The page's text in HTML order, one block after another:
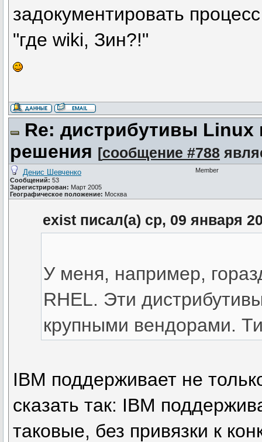
задокументировать
"где wiki, Зин?!"
Re: дистрибутивы Linux
решения [сообщение #788
Денис Шевченко
Сообщений: 53
Зарегистрирован: Март 2005
Географическое положение: Москва
Member
exist писал(а) ср, 09 января
У меня, например,
RHEL. Эти
крупными вендорами.
IBM поддерживает не
сказать так: IBM
таковые, без привязки к